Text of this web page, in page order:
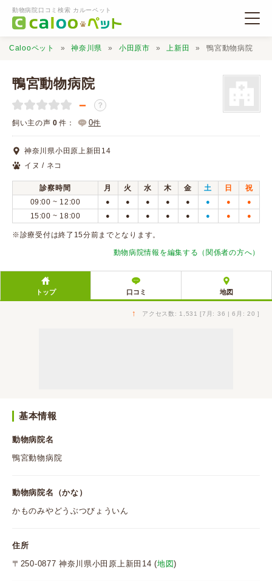
動物病院口コミ検索 カルーペット
動物病院検索
口コミ検索
Calooペットとは？
口コミ投稿
Calooペット 神奈川県 小田原市 上新田 鴨宮動物病院
鴨宮動物病院
－ ？
飼い主の声 0 件： 0件
神奈川県小田原上新田14
イヌ / ネコ
診察時間 月 火 水 木 金 土 日
祝
09:00 ~ 12:00
● ● ● ● ● ● ● ●
15:00 ~ 18:00 ● ● ● ● ● ● ● ●
※診療受付は終了15分前までとなります。
動物病院情報を編集する（関係者の方へ）
トップ 口コミ 地図
↑ アクセス数: 1,531 [7月: 36 | 6月: 20 ]
基本情報
動物病院名
鴨宮動物病院
動物病院名（かな）
かものみやどうぶつびょういん
住所
〒250-0877 神奈川県小田原上新田14 (地図)